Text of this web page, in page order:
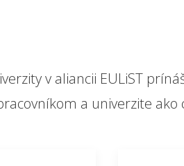
v aliancii EULiST
a univerzite ako